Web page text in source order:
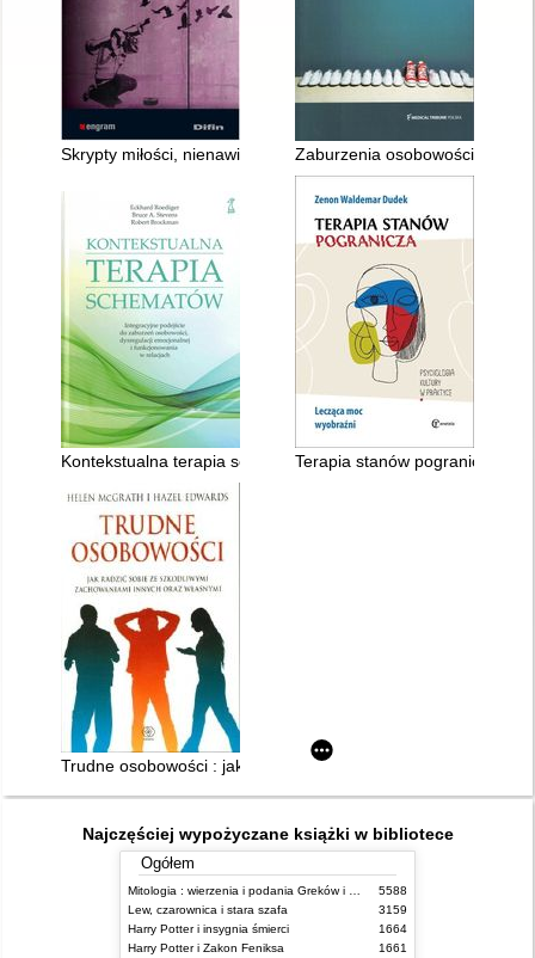
Skrypty miłości, nienawiści i lęku u osób antyspołecznych
Zaburzenia osobowości : Czy
Kontekstualna terapia schematów : integracyjne podejście
Terapia stanów pogranicza :
Trudne osobowości : jak radzić sobie ze szkodliwymi
Najczęściej wypożyczane książki w bibliotece
Ogółem
Mitologia : wierzenia i podania Greków i Rzymian
5588
Lew, czarownica i stara szafa
3159
Harry Potter i insygnia śmierci
1664
Harry Potter i Zakon Feniksa
1661